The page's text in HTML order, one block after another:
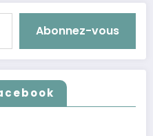
Abonnez-vous